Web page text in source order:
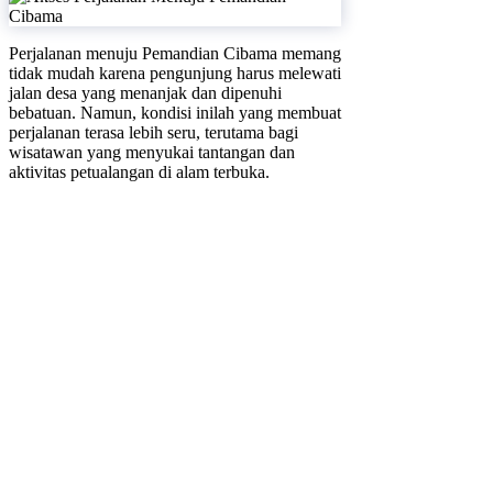
Perjalanan menuju Pemandian Cibama memang
tidak mudah karena pengunjung harus melewati
jalan desa yang menanjak dan dipenuhi
bebatuan. Namun, kondisi inilah yang membuat
perjalanan terasa lebih seru, terutama bagi
wisatawan yang menyukai tantangan dan
aktivitas petualangan di alam terbuka.